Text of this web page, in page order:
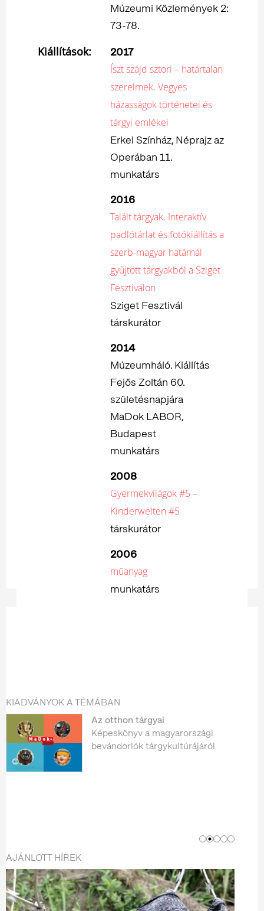
Múzeumi Közlemények 2:
73-78.
Kiállítások: 2017
Íszt szájd sztori – határtalan
szerelmek. Vegyes
házasságok történetei és
tárgyi emlékei
Erkel Színház, Néprajz az
Operában 11.
munkatárs
2016
Talált tárgyak. Interaktív
padlótárlat és fotókiállítás a
szerb-magyar határnál
gyűjtött tárgyakból a Sziget
Fesztiválon
Sziget Fesztivál
társkurátor
2014
Múzeumháló. Kiállítás
Fejős Zoltán 60.
születésnapjára
MaDok LABOR,
Budapest
munkatárs
2008
Gyermekvilágok #5 –
Kinderwelten #5
társkurátor
2006
műanyag
munkatárs
KIADVÁNYOK A TÉMÁBAN
Az otthon tárgyai
Képeskönyv a magyarországi
bevándorlók tárgykultúrájáról
AJÁNLOTT HÍREK